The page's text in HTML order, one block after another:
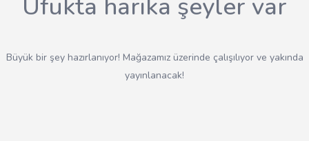
Ufukta harika şeyler var
Büyük bir şey hazırlanıyor! Mağazamız üzerinde çalışılıyor ve yakında
yayınlanacak!